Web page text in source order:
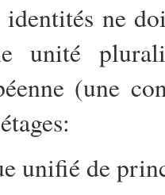
ne
unité
(une
unifié de